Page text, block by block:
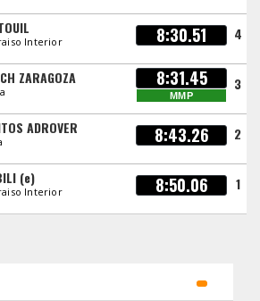
Interior 8:30.51 4
ZARAGOZA 8:31.45
MMP
3
ADROVER 8:43.26 2
(e)
Interior 8:50.06 1